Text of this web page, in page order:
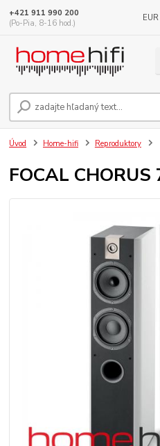
EUR
+421 911 990 200
(Po-Pia, 8-16 hod.)
Úvod Home-hifi Reproduktory
FOCAL CHORUS